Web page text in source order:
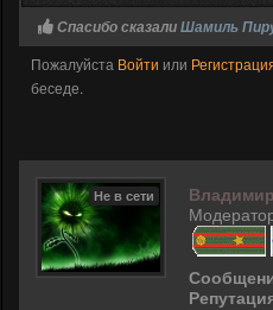
Спасибо сказалиШамиль
Пожалуйста Войти или
беседе.
Не в сети